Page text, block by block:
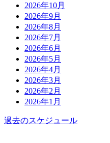
2026年10月
2026年9月
2026年8月
2026年7月
2026年6月
2026年5月
2026年4月
2026年3月
2026年2月
2026年1月
過去のスケジュール